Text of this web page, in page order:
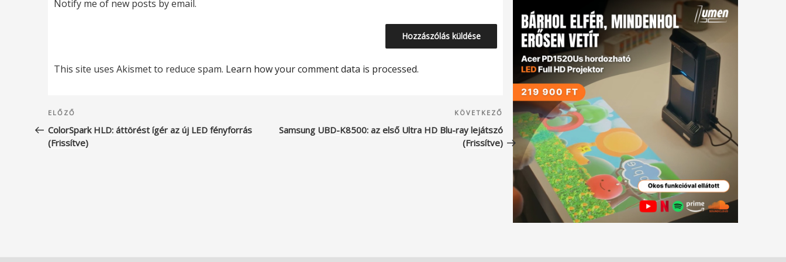
Notify me of new posts by email.
This site uses Akismet to reduce spam. Learn how your comment data is processed.
Bejegyzés
navigáció
Korábbi
bejegyzés
ELŐZŐ
ColorSpark HLD: áttörést ígér az új LED fényforrás
(Frissítve)
Következő
bejegyzés
KÖVETKEZŐ
Samsung UBD-K8500: az első Ultra HD Blu-ray lejátszó
(Frissítve)